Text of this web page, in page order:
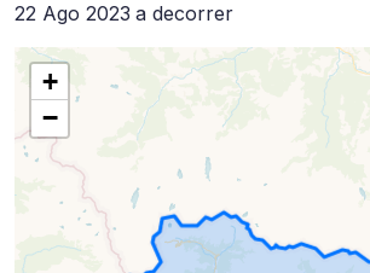
a
decorrer
(atualizado
em
2023-
08-
22 Ago 2023 a decorrer
+
−